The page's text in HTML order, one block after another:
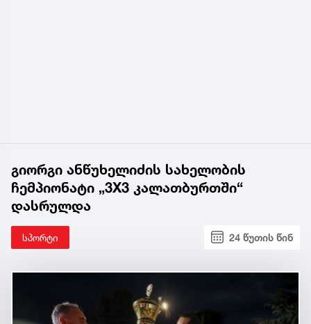
გიორგი ანწუხელიძის სახელობის
ჩემპიონატი „3X3 კალათბურთში“
დასრულდა
სპორტი 24 წუთის წინ